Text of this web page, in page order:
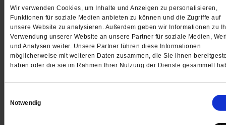
Wir verwenden Cookies, um Inhalte und Anzeigen zu personalisieren,
Funktionen für soziale Medien anbieten zu können und die Zugriffe auf
unsere Website zu analysieren. Außerdem geben wir Informationen zu
Verwendung unserer Website an unsere Partner für soziale Medien,
und Analysen weiter. Unsere Partner führen diese Informationen
möglicherweise mit weiteren Daten zusammen, die Sie ihnen
haben oder die sie im Rahmen Ihrer Nutzung der Dienste gesammelt
Notwendig